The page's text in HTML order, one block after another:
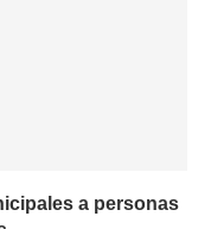
a personas